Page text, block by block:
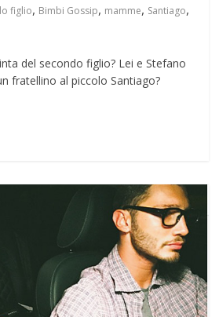
figlio, Bimbi Gossip, mamme, Santiago,
del secondo figlio? Lei e Stefano
fratellino al piccolo Santiago?